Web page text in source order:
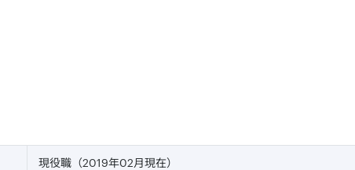
現役職（2019年02月現在）